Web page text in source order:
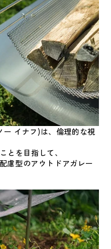
ー イナフ)は、倫理的な視
とを目指して、
慮型のアウトドアガレー